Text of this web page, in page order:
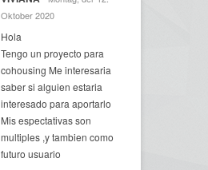
Oktober 2020
Hola
Tengo un proyecto para
cohousing Me interesaria
saber si alguien estaria
interesado para aportarlo
Mis espectativas son
multiples ,y tambien como
futuro usuario